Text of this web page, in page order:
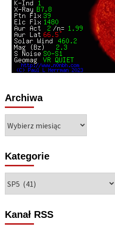
Archiwa
Kategorie
Kanał RSS